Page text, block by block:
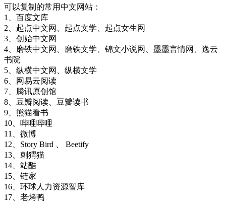
可以复制的常用中文网站：
1、百度文库
2、起点中文网、起点文学、起点女生网
3、创始中文网
4、磨铁中文网、磨铁文学、锦文小说网、墨墨言情网、逸云
书院
5、纵横中文网、纵横文学
6、网易云阅读
7、腾讯原创馆
8、豆瓣阅读、豆瓣读书
9、熊猫看书
10、哔哩哔哩
11、微博
12、Story Bird 、 Beetify
13、刺猬猫
14、站酷
15、链家
16、环球人力资源智库
17、老烤鸭